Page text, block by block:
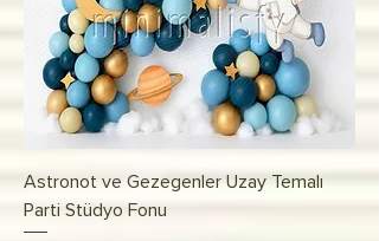
Astronot ve Gezegenler Uzay Temalı
Parti Stüdyo Fonu